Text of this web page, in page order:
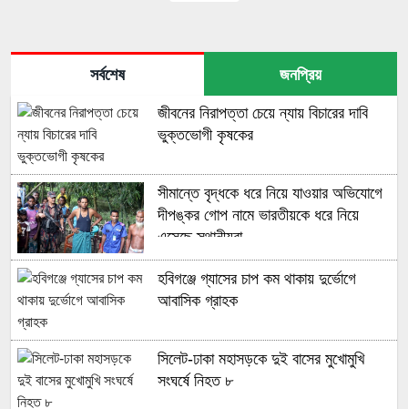
সর্বশেষ জনপ্রিয়
জীবনের নিরাপত্তা চেয়ে ন্যায় বিচারের দাবি
ভুক্তভোগী কৃষকের
সীমান্তে বৃদ্ধকে ধরে নিয়ে যাওয়ার অভিযোগে
দীপঙ্কর গোপ নামে ভারতীয়কে ধরে নিয়ে
এসেছে স্থানীয়রা
হবিগঞ্জে গ্যাসের চাপ কম থাকায় দুর্ভোগে
আবাসিক গ্রাহক
‎সিলেট-ঢাকা মহাসড়কে দুই বাসের মুখোমুখি
সংঘর্ষে নিহত ৮